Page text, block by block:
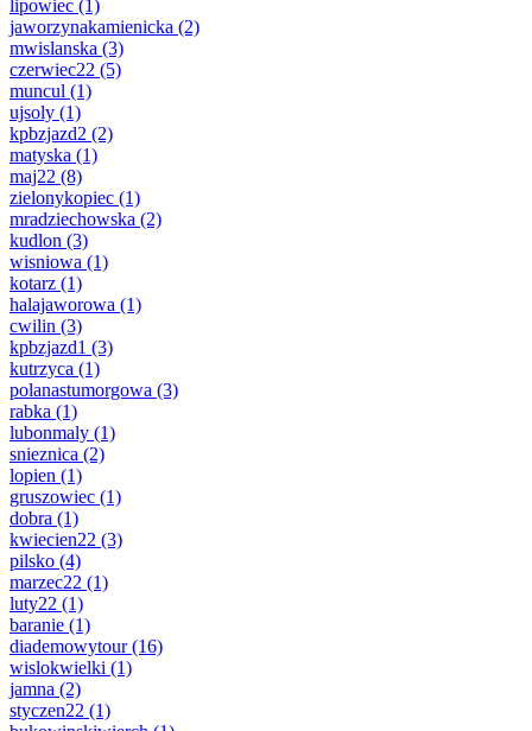
lipowiec (1)
jaworzynakamienicka (2)
mwislanska (3)
czerwiec22 (5)
muncul (1)
ujsoly (1)
kpbzjazd2 (2)
matyska (1)
maj22 (8)
zielonykopiec (1)
mradziechowska (2)
kudlon (3)
wisniowa (1)
kotarz (1)
halajaworowa (1)
cwilin (3)
kpbzjazd1 (3)
kutrzyca (1)
polanastumorgowa (3)
rabka (1)
lubonmaly (1)
snieznica (2)
lopien (1)
gruszowiec (1)
dobra (1)
kwiecien22 (3)
pilsko (4)
marzec22 (1)
luty22 (1)
baranie (1)
diademowytour(16)
wislokwielki (1)
jamna (2)
styczen22 (1)